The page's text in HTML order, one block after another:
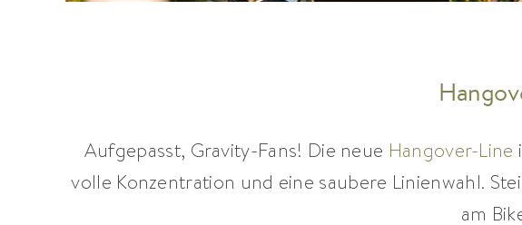
Aufgepasst, Gravity-Fans! Die neue Hangover-Line
volle Konzentration und eine saubere Linienwahl.
am